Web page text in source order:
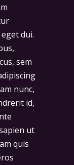
dui.
sem
nunc,
id,
ut
quis